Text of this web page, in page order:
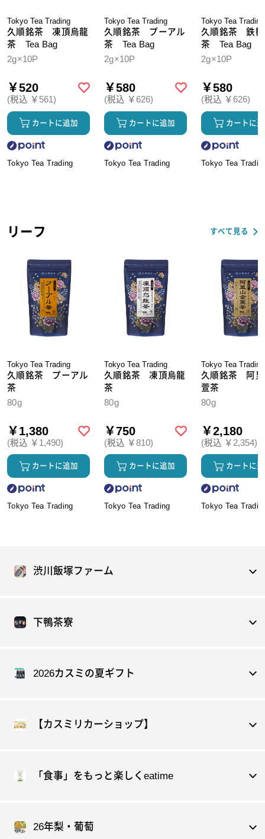
Tokyo Tea Trading
久順銘茶 凍頂烏龍
茶 Tea Bag
2g×10P
￥520
(税込 ￥561)
カートに追加
Tokyo Tea Trading
Tokyo Tea Trading
久順銘茶 プーアル
茶 Tea Bag
2g×10P
￥580
(税込 ￥626)
カートに追加
Tokyo Tea Trading
Tokyo Tea Trading
久順銘茶 鉄
茶 Tea Bag
2g×10P
￥580
(税込 ￥626)
カートに
Tokyo Tea
リーフ すべて見る
Tokyo Tea Trading
久順銘茶 プーアル
茶
80g
￥1,380
(税込 ￥1,490)
カートに追加
Tokyo Tea Trading
Tokyo Tea Trading
久順銘茶 凍頂烏龍
茶
80g
￥750
(税込 ￥810)
カートに追加
Tokyo Tea Trading
Tokyo Tea Trading
久順銘茶 阿里
萱茶
80g
￥2,180
(税込 ￥2,354)
カートに
Tokyo Tea
渋川飯塚ファーム
下鴨茶寮
2026カスミの夏ギフト
【カスミリカーショップ】
「食事」をもっと楽しくeatime
26年梨・葡萄